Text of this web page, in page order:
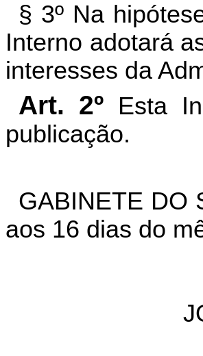
§ 3º Na
Interno adotará
interesses da
Art. 2º Esta
publicação.
GABINETE DO
aos 16 dias do